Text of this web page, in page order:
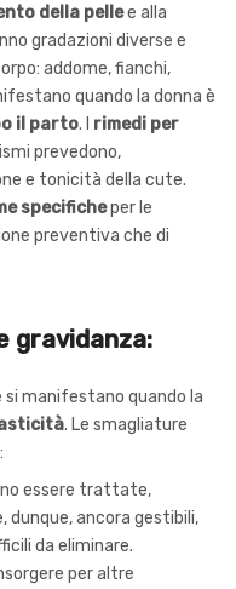
della pellee alla
gradazioni diverse e
addome, fianchi,
quando la donna è
il parto. I rimedi per
prevedono,
e tonicità della cute.
specificheper le
preventiva che di
gravidanza:
si manifestano quando la
. Le smagliature
essere trattate,
dunque, ancora gestibili,
da eliminare.
per altre